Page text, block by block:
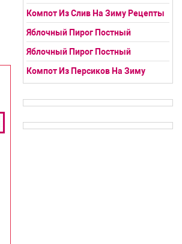
Компот Из Слив На Зиму Рецепты
Яблочный Пирог Постный
Яблочный Пирог Постный
Компот Из Персиков На Зиму